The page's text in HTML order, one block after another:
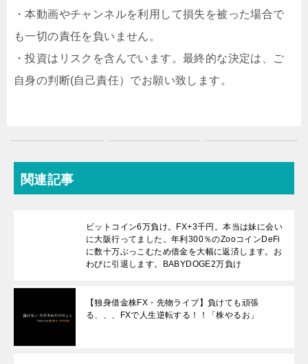
・本動画やチャンネルを利用して損失を被った場合で
も一切の責任を負いません。
・投資はリスクを含んでいます。最終的な決定は、ご
自身の判断(自己責任）でお願い致します。
関連記事
ビットコイン6万負け。FX+3千円。本当は妹に会い
に大阪行ってました。年利300％のZooコインDeFi
に数十万ぶっこむため借金を大幅に返済します。お
わびに引退します。BABYDOGE2万負け
【独身借金株FX・先物ライブ】負けても頑張
る、、、FXで人生逆転する！！「株やるお」